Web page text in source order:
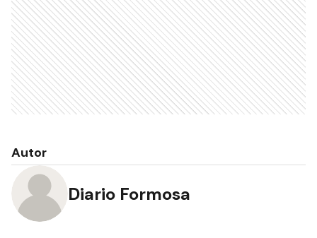
Autor
Diario Formosa